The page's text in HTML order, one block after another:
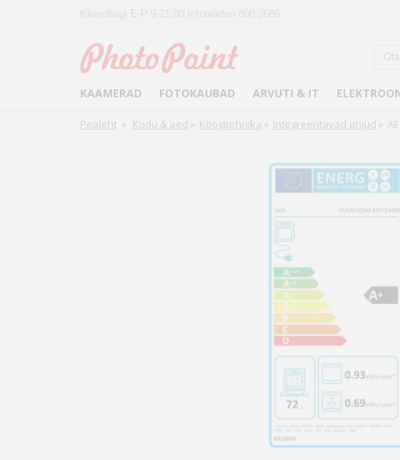
KAAMERAD FOTOKAUBAD ARVUTI & IT
Pealeht » Kodu & aed » Köögitehnika » Integreeritavad ahjud »